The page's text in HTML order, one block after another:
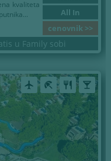
All In
cenovnik >>
kvaliteta
u Family sobi
airplanemode_active beach_access restaurant local_bar